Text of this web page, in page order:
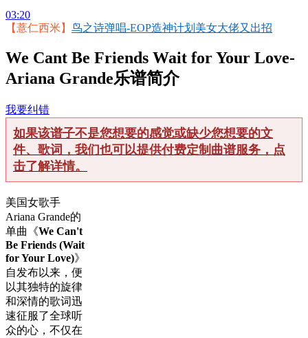
03:20
【薏仁西米】 鸟之诗弹唱-EOP造神计划美女大佬又出招
We Cant Be Friends Wait for Your Love-
Ariana Grande乐谱简介
我要纠错
如果该谱子不是您想要的感觉或缺少您想要的文
件、歌词，我们也可以提供付费定制曲谱服务，点
击了解详情。
美国女歌手
Ariana Grande的
单曲《We Can't
Be Friends (Wait
for Your Love)》
自发布以来，便
以其独特的旋律
和深情的歌词迅
速征服了全球听
众的心，不仅在